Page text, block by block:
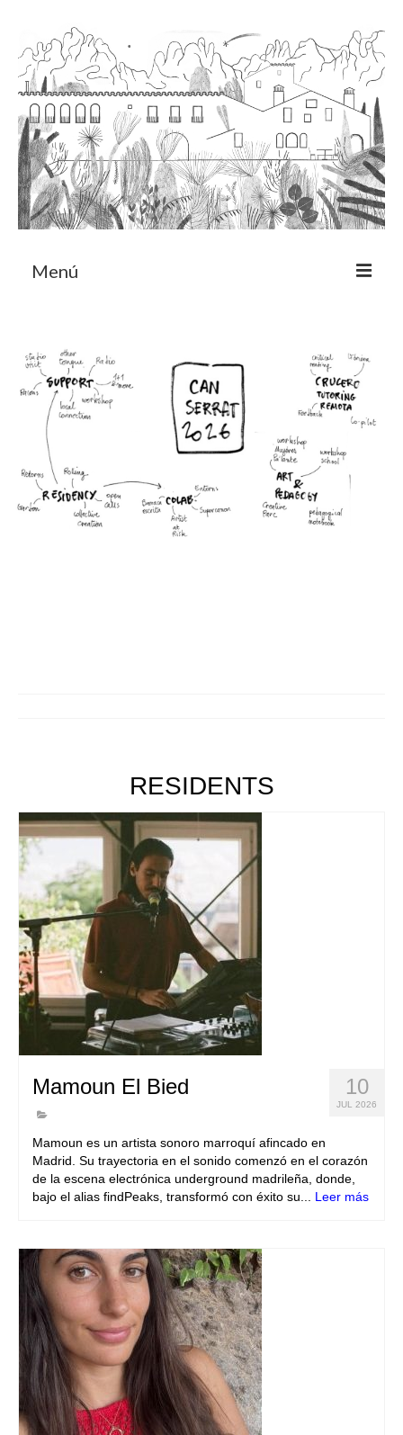
Menú
Programa de residencia
CRUCERO
Quedate con nosotras
Archivo
Contacto
RESIDENTS
10
JUL 2026
Mamoun El Bied
Mamoun es un artista sonoro marroquí afincado en
Madrid. Su trayectoria en el sonido comenzó en el corazón
de la escena electrónica underground madrileña, donde,
bajo el alias findPeaks, transformó con éxito su... Leer más